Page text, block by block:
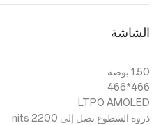
الشاشة
1.50 بوصة
466*466
LTPO AMOLED
ذروة السطوع تصل إلى 2200 nits